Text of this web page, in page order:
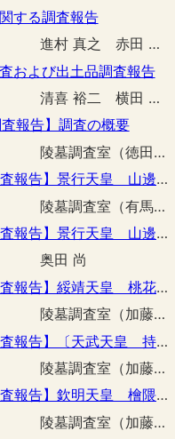
する調査報告
進村 真之 赤田 昌倫 清喜 裕二 加藤 一郎
および出土品調査報告
清喜 裕二 横田 真吾 土屋 隆史
報告】調査の概要
陵墓調査室（徳田 誠志）
【平成27年度 陵墓関係調査報告】景行天皇 山邊道上陵整備工事予定区域の事前調査
陵墓調査室（有馬 伸 土屋 隆史）
【平成27年度 陵墓関係調査報告】景行天皇 山邊道上陵にみられた石材の石種について
奥田 尚
【平成27年度 陵墓関係調査報告】綏靖天皇 桃花鳥田丘上陵鳥居改築工事に伴う立会調査
陵墓調査室（加藤 一郎）
【平成27年度 陵墓関係調査報告】〔天武天皇 持統天皇〕 檜隈大内陵鳥居改築工事に伴う立会調査
陵墓調査室（加藤 一郎）
【平成27年度 陵墓関係調査報告】欽明天皇 檜隈坂合陵鳥居改築工事に伴う立会調査
陵墓調査室（加藤 一郎）